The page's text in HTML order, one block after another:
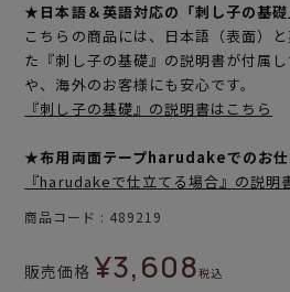
★日本語＆英語対応の「刺し子の基
こちらの商品には、日本語（表面）
た『刺し子の基礎』の説明書が付属
や、海外のお客様にも安心です。
『刺し子の基礎』の説明書はこちら
★布用両面テープharudakeでのお仕
『harudakeで仕立てる場合』の説明
商品コード 489219
販売価格 ¥3,608税込